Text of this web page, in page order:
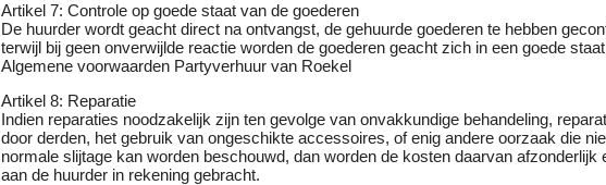
Artikel 7: Controle op goede staat van de goederen
De huurder wordt geacht direct na ontvangst, de gehuurde goederen te hebben
terwijl bij geen onverwijlde reactie worden de goederen geacht zich in een goede
Algemene voorwaarden Partyverhuur van Roekel
Artikel 8: Reparatie
Indien reparaties noodzakelijk zijn ten gevolge van onvakkundige behandeling,
door derden, het gebruik van ongeschikte accessoires, of enig andere oorzaak die
normale slijtage kan worden beschouwd, dan worden de kosten daarvan afzonderlijk
aan de huurder in rekening gebracht.